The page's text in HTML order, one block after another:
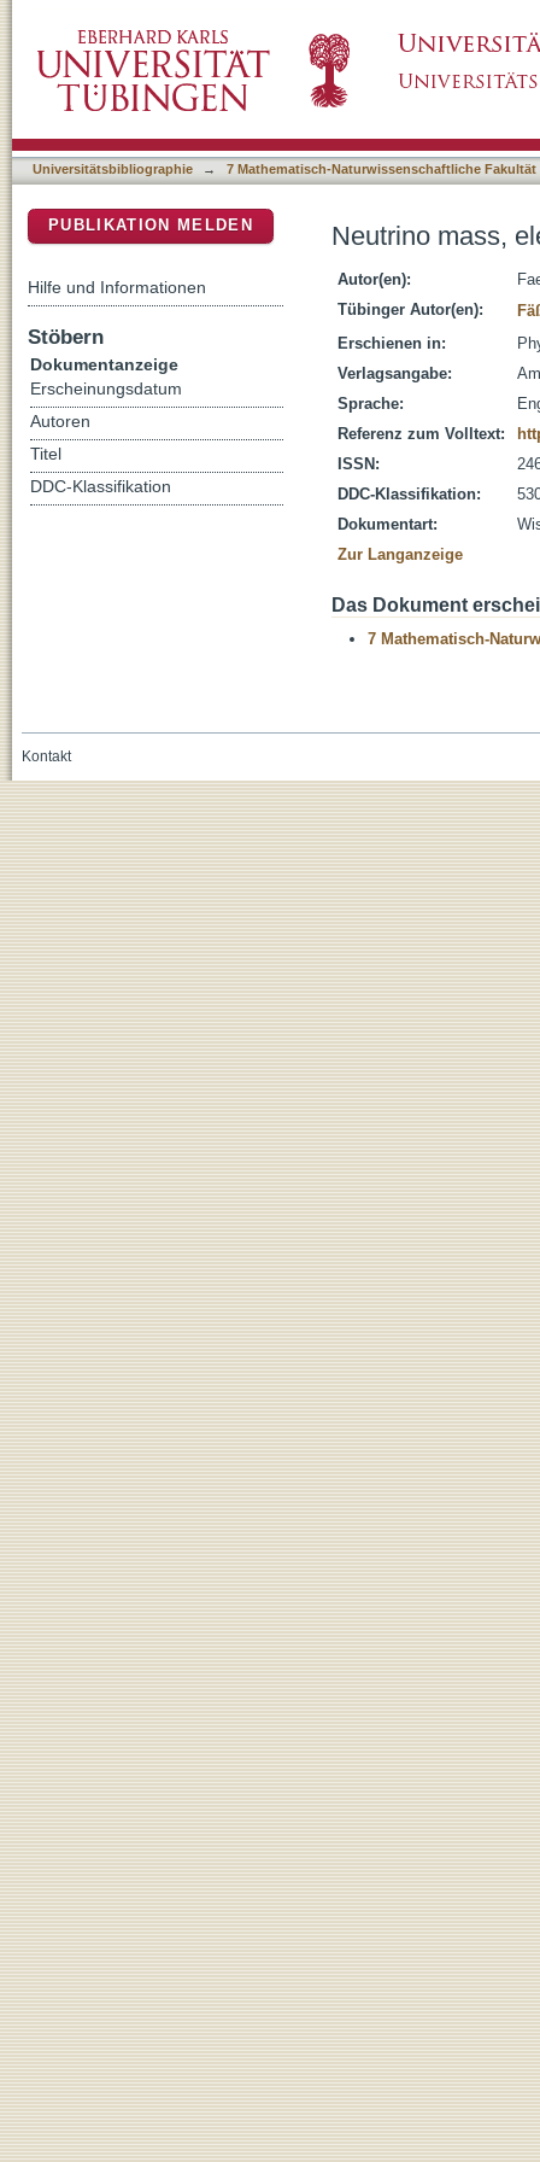
Universitätsbibliographie → 7 Mathematisch-Naturwissenschaftliche Fakultät
Neutrino mass,
Autor(en):
Tübinger Autor(en):
Erschienen in:
Verlagsangabe:
Sprache:
Referenz zum Volltext:
ISSN:
DDC-Klassifikation:
Dokumentart:
Zur Langanzeige
Das Dokument
7 Mathematisch-
PUBLIKATION MELDEN
Hilfe und Informationen
Stöbern
Dokumentanzeige
Erscheinungsdatum
Autoren
Titel
DDC-Klassifikation
Kontakt